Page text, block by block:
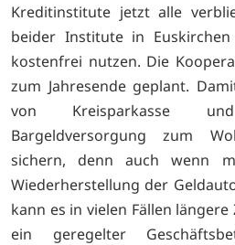
Kreditinstitute jetzt alle
beider Institute in
kostenfrei nutzen. Die
zum Jahresende geplant.
von Kreisparkasse
Bargeldversorgung zum
sichern, denn auch wenn
Wiederherstellung der
kann es in vielen Fällen
ein geregelter